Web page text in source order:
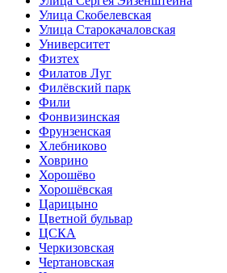
Улица Скобелевская
Улица Старокачаловская
Университет
Физтех
Филатов Луг
Филёвский парк
Фили
Фонвизинская
Фрунзенская
Хлебниково
Ховрино
Хорошёво
Хорошёвская
Царицыно
Цветной бульвар
ЦСКА
Черкизовская
Чертановская